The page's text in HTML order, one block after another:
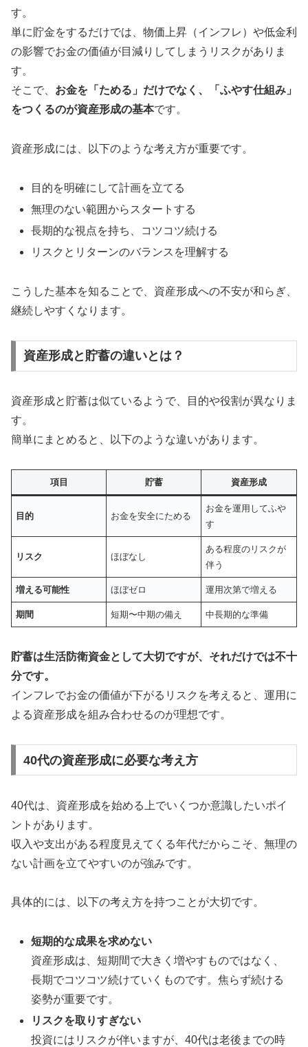
す。
単に貯金をするだけでは、物価上昇（インフレ）や低金利
の影響でお金の価値が目減りしてしまうリスクがありま
す。
そこで、 お金を「ためる」だけでなく、「ふやす仕組み」
をつくるのが資産形成の基本です。
資産形成には、以下のような考え方が重要です。
目的を明確にして計画を立てる
無理のない範囲からスタートする
長期的な視点を持ち、コツコツ続ける
リスクとリターンのバランスを理解する
こうした基本を知ることで、資産形成への不安が和らぎ、
継続しやすくなります。
資産形成と貯蓄の違いとは？
資産形成と貯蓄は似ているようで、目的や役割が異なりま
す。
簡単にまとめると、以下のような違いがあります。
項目 貯蓄 資産形成
目的 お金を安全にためる
お金を運用してふや
す
リスク ほぼなし
ある程度のリスクが
伴う
増える可能性 ほぼゼロ 運用次第で増える
期間 短期〜中期の備え 中長期的な準備
貯蓄は生活防衛資金として大切ですが、それだけでは不十
分です。
インフレでお金の価値が下がるリスクを考えると、運用に
よる資産形成を組み合わせるのが理想です。
40代の資産形成に必要な考え方
40代は、資産形成を始める上でいくつか意識したいポイ
ントがあります。
収入や支出がある程度見えてくる年代だからこそ、無理の
ない計画を立てやすいのが強みです。
具体的には、以下の考え方を持つことが大切です。
短期的な成果を求めない
資産形成は、短期間で大きく増やすものではなく、
長期でコツコツ続けていくものです。焦らず続ける
姿勢が重要です。
リスクを取りすぎない
投資にはリスクが伴いますが、40代は老後までの時